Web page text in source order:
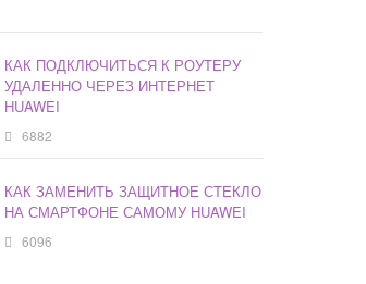
КАК ПОДКЛЮЧИТЬСЯ К РОУТЕРУ
УДАЛЕННО ЧЕРЕЗ ИНТЕРНЕТ
HUAWEI
6882
КАК ЗАМЕНИТЬ ЗАЩИТНОЕ СТЕКЛО
НА СМАРТФОНЕ САМОМУ HUAWEI
6096